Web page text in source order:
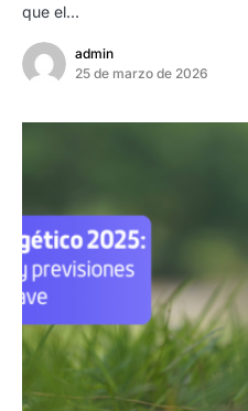
que el…
admin
25 de marzo de 2026